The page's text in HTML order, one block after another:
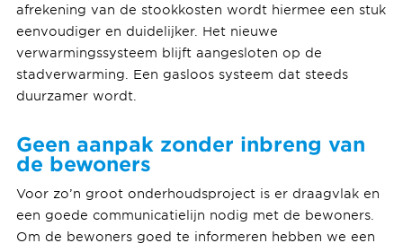
afrekening van de stookkosten wordt hiermee een stuk
eenvoudiger en duidelijker. Het nieuwe
verwarmingssysteem blijft aangesloten op de
stadverwarming. Een gasloos systeem dat steeds
duurzamer wordt.
Geen aanpak zonder inbreng van
de bewoners
Voor zo’n groot onderhoudsproject is er draagvlak en
een goede communicatielijn nodig met de bewoners.
Om de bewoners goed te informeren hebben we een